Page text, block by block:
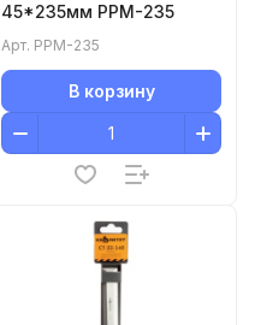
45*235мм РРМ-235
Арт. РРМ-235
В корзину